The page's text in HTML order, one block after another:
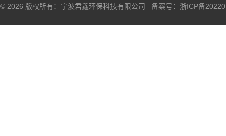
© 2026 版权所有：宁波君鑫环保科技有限公司 备案号： 浙ICP备